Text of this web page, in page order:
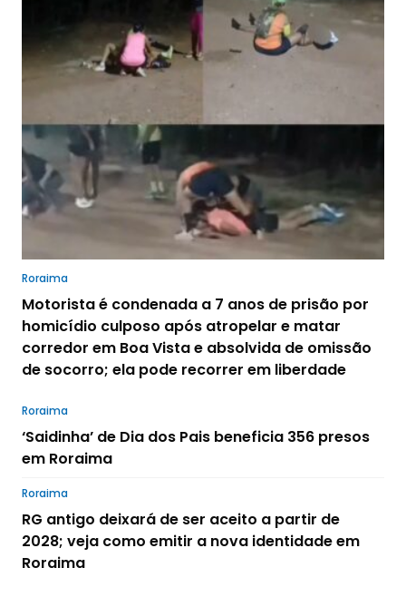
Roraima
Motorista é condenada a 7 anos de prisão por
homicídio culposo após atropelar e matar
corredor em Boa Vista e absolvida de omissão
de socorro; ela pode recorrer em liberdade
Roraima
‘Saidinha’ de Dia dos Pais beneficia 356 presos
em Roraima
Roraima
RG antigo deixará de ser aceito a partir de
2028; veja como emitir a nova identidade em
Roraima